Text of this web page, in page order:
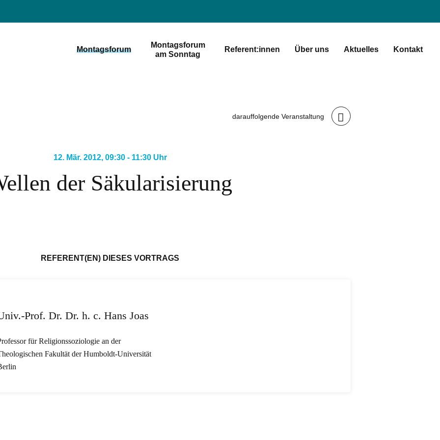
Montagsforum
Montagsforum
am Sonntag
Referent:innen Über uns Aktuelles Kontakt
darauffolgende Veranstaltung
12. Mär. 2012, 09:30 - 11:30 Uhr
der Säkularisierung
REFERENT(EN) DIESES VORTRAGS
Prof. Dr. Dr. h. c. Hans Joas
für Religionssoziologie an der
Fakultät der Humboldt-Universität